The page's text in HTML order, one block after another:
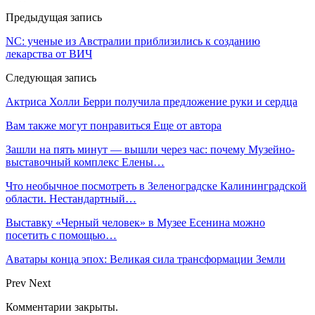
Предыдущая запись
NC: ученые из Австралии приблизились к созданию
лекарства от ВИЧ
Следующая запись
Актриса Холли Берри получила предложение руки и сердца
Вам также могут понравиться Еще от автора
Зашли на пять минут — вышли через час: почему Музейно-
выставочный комплекс Елены…
Что необычное посмотреть в Зеленоградске Калининградской
области. Нестандартный…
Выставку «Черный человек» в Музее Есенина можно
посетить с помощью…
Аватары конца эпох: Великая сила трансформации Земли
Prev Next
Комментарии закрыты.